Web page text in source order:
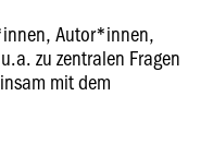
Autor*innen,
zu zentralen Fragen
mit dem